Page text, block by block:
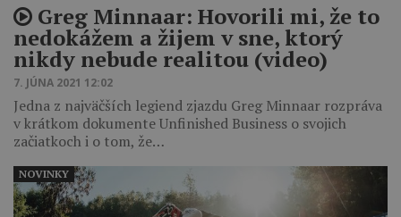
Greg Minnaar: Hovorili mi, že to
nedokážem a žijem v sne, ktorý
nikdy nebude realitou (video)
7. JÚNA 2021 12:02
Jedna z najväčších legiend zjazdu Greg Minnaar rozpráva
v krátkom dokumente Unfinished Business o svojich
začiatkoch i o tom, že…
NOVINKY